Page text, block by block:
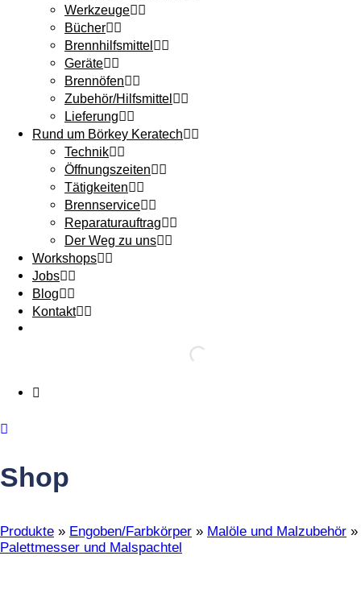
Werkzeuge
Bücher
Brennhilfsmittel
Geräte
Brennöfen
Zubehör/Hilfsmittel
Lieferung
Rund um Börkey Keratech
Technik
Öffnungszeiten
Tätigkeiten
Brennservice
Reparaturauftrag
Der Weg zu uns
Workshops
Jobs
Blog
Kontakt
Shop
Produkte » Engoben/Farbkörper » Malöle und Malzubehör »
Palettmesser und Malspachtel